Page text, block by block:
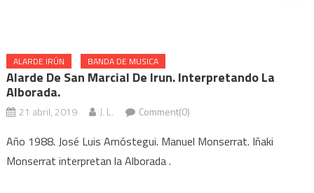
ALARDE IRÚN BANDA DE MUSICA
Alarde De San Marcial De Irun. Interpretando La
Alborada.
21 abril, 2019 J. L. Comment(0)
Año 1988. José Luis Amóstegui. Manuel Monserrat. Iñaki
Monserrat interpretan la Alborada .